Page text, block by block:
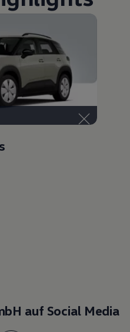
auf Social Media